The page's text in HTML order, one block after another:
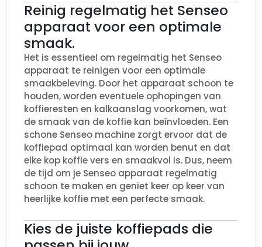
Reinig regelmatig het Senseo
apparaat voor een optimale
smaak.
Het is essentieel om regelmatig het Senseo
apparaat te reinigen voor een optimale
smaakbeleving. Door het apparaat schoon te
houden, worden eventuele ophopingen van
koffieresten en kalkaanslag voorkomen, wat
de smaak van de koffie kan beïnvloeden. Een
schone Senseo machine zorgt ervoor dat de
koffiepad optimaal kan worden benut en dat
elke kop koffie vers en smaakvol is. Dus, neem
de tijd om je Senseo apparaat regelmatig
schoon te maken en geniet keer op keer van
heerlijke koffie met een perfecte smaak.
Kies de juiste koffiepads die